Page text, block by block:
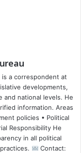
is a correspondent at
developments,
and national levels. He
information. Areas
policies • Political
Responsibility He
in all political
Contact: